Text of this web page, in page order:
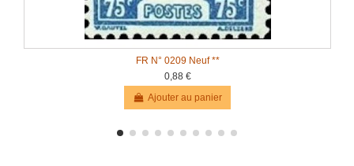
FR N° 0209 Neuf **
0,88 €
Ajouter au panier